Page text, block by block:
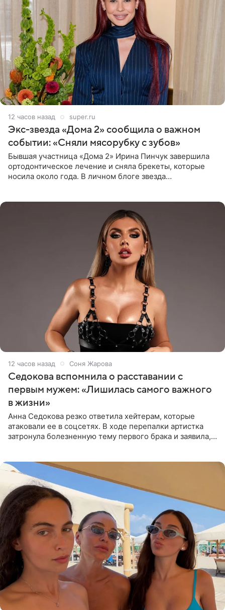
12 часов назад super.ru
Экс-звезда «Дома 2» сообщила о важном
событии: «Сняли мясорубку с зубов»
Бывшая участница «Дома 2» Ирина Пинчук завершила
ортодонтическое лечение и сняла брекеты, которые
носила около года. В личном блоге звезда
12 часов назад Соня Жарова
Седокова вспомнила о расставании с
первым мужем: «Лишилась самого важного
в жизни»
Анна Седокова резко ответила хейтерам, которые
атаковали ее в соцсетях. В ходе перепалки артистка
затронула болезненную тему первого брака и заявила,